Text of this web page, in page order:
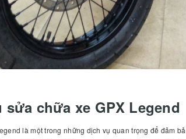
sửa chữa xe GPX Legend
là một trong những dịch vụ quan trọng để đảm